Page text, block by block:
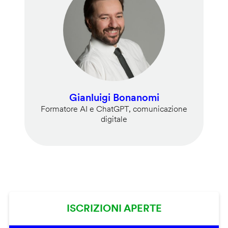
Gianluigi Bonanomi
Formatore AI e ChatGPT, comunicazione
digitale
ISCRIZIONI APERTE